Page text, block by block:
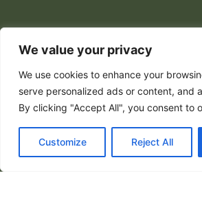
We value your privacy
We use cookies to enhance your
serve personalized ads or content, and
By clicking "Accept All", you consent to
Customize Reject All